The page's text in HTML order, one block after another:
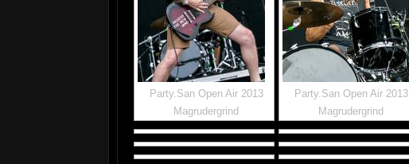
Party.San Open Air 2013
Magrudergrind
Party.San Open Air 2013
Magrudergrind